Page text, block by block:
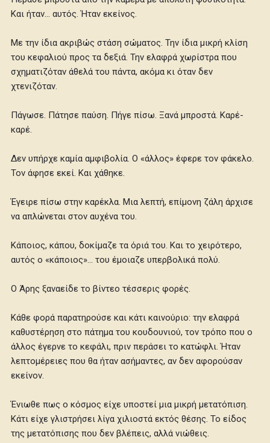
Και ήταν… αυτός. Ήταν εκείνος.
Με την ίδια ακριβώς στάση σώματος. Την ίδια μικρή κλίση
του κεφαλιού προς τα δεξιά. Την ελαφρά χωρίστρα που
σχηματιζόταν άθελά του πάντα, ακόμα κι όταν δεν
χτενιζόταν.
Πάγωσε. Πάτησε παύση. Πήγε πίσω. Ξανά μπροστά. Καρέ-
καρέ.
Δεν υπήρχε καμία αμφιβολία. Ο «άλλος» έφερε τον φάκελο.
Τον άφησε εκεί. Και χάθηκε.
Έγειρε πίσω στην καρέκλα. Μια λεπτή, επίμονη ζάλη άρχισε
να απλώνεται στον αυχένα του.
Κάποιος, κάπου, δοκίμαζε τα όριά του. Και το χειρότερο,
αυτός ο «κάποιος»… του έμοιαζε υπερβολικά πολύ.
Ο Άρης ξαναείδε το βίντεο τέσσερις φορές.
Κάθε φορά παρατηρούσε και κάτι καινούριο: την ελαφρά
καθυστέρηση στο πάτημα του κουδουνιού, τον τρόπο που ο
άλλος έγερνε το κεφάλι, πριν περάσει το κατώφλι. Ήταν
λεπτομέρειες που θα ήταν ασήμαντες, αν δεν αφορούσαν
εκείνον.
Ένιωθε πως ο κόσμος είχε υποστεί μια μικρή μετατόπιση.
Κάτι είχε γλιστρήσει λίγα χιλιοστά εκτός θέσης. Το είδος
της μετατόπισης που δεν βλέπεις, αλλά νιώθεις.